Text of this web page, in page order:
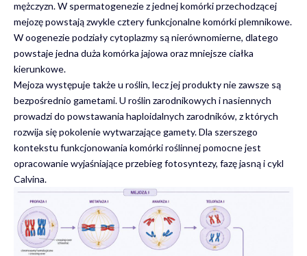
mężczyzn. W spermatogenezie z jednej komórki przechodzącej
mejozę powstają zwykle cztery funkcjonalne komórki plemnikowe.
W oogenezie podziały cytoplazmy są nierównomierne, dlatego
powstaje jedna duża komórka jajowa oraz mniejsze ciałka
kierunkowe.
Mejoza występuje także u roślin, lecz jej produkty nie zawsze są
bezpośrednio gametami. U roślin zarodnikowych i nasiennych
prowadzi do powstawania haploidalnych zarodników, z których
rozwija się pokolenie wytwarzające gamety. Dla szerszego
kontekstu funkcjonowania komórki roślinnej pomocne jest
opracowanie wyjaśniająceprzebieg fotosyntezy, fazę jasną i cykl
Calvina.